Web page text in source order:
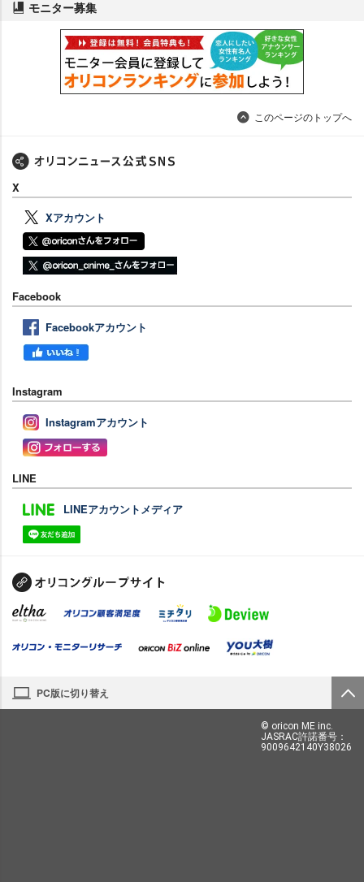
モニター募集
このページのトップへ
X
Xアカウント
Facebook
Facebookアカウント
Instagram
Instagramアカウント
LINE
LINEアカウントメディア
PC版に切り替え
© oricon ME inc.
JASRAC許諾番号：
9009642140Y38026